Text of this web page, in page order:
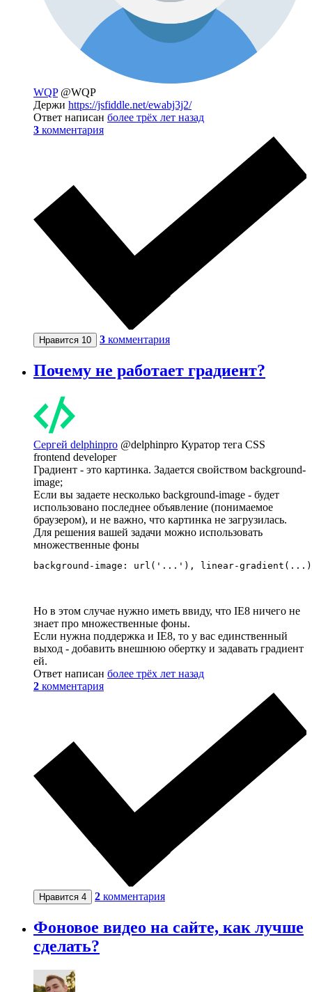
WQP @WQP
Держи https://jsfiddle.net/ewabj3j2/
Ответ написан более трёх лет назад
3 комментария
Нравится 10 3 комментария
Почему не работает градиент?
Сергей delphinpro @delphinpro Куратор тега CSS
frontend developer
Градиент - это картинка. Задается свойством background-
image;
Если вы задаете несколько background-image - будет
использовано последнее объявление (понимаемое
браузером), и не важно, что картинка не загрузилась.
Для решения вашей задачи можно использовать
множественные фоны
background-image: url('...'), linear-
Но в этом случае нужно иметь ввиду, что IE8 ничего не
знает про множественные фоны.
Если нужна поддержка и IE8, то у вас единственный
выход - добавить внешнюю обертку и задавать градиент
ей.
Ответ написан более трёх лет назад
2 комментария
Нравится 4 2 комментария
Фоновое видео на сайте, как лучше
сделать?